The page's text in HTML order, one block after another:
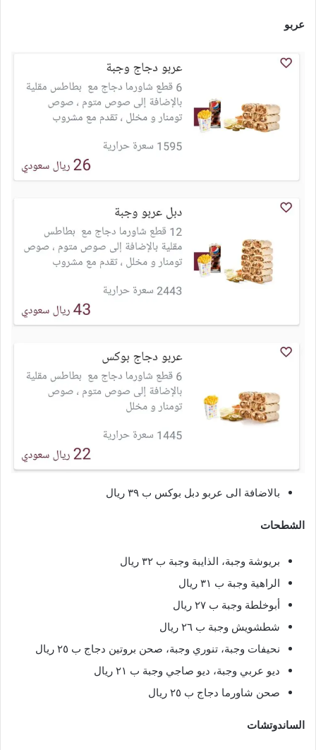
عربو
بالاضافة الى عربو دبل بوكس ب ٣٩ ريال
الشطحات
بريوشة وجبة، الذايبة وجبة ب ٣٢ ريال
الراهية وجبة ب ٣١ ريال
أبوخلطة وجبة ب ٢٧ ريال
شطشويش وجبة ب ٢٦ ريال
نحيفات وجبة، تنوري وجبة، صحن بروتين دجاج ب ٢٥ ريال
ديو عربي وجبة، ديو صاجي وجبة ب ٢١ ريال
صحن شاورما دجاج ب ٢٥ ريال
الساندوتشات